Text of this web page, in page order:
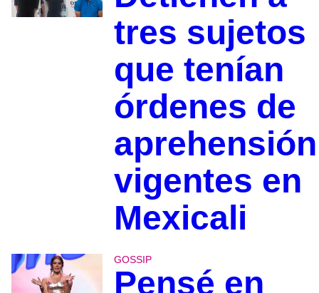
tres sujetos
que tenían
órdenes de
aprehensión
vigentes en
Mexicali
GOSSIP
Pensé en